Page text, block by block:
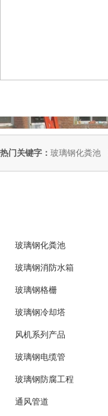
热门关键字： 玻璃钢化粪池
玻璃钢化粪池
玻璃钢消防水箱
玻璃钢格栅
玻璃钢冷却塔
风机系列产品
玻璃钢电缆管
玻璃钢防腐工程
通风管道